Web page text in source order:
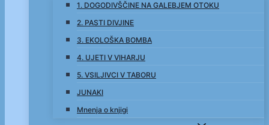
1. DOGODIVŠČINE NA GALEBJEM OTOKU
2. PASTI DIVJINE
3. EKOLOŠKA BOMBA
4. UJETI V VIHARJU
5. VSILJIVCI V TABORU
JUNAKI
Mnenja o knjigi